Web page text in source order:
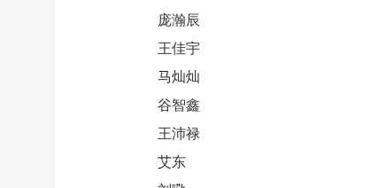
庞瀚辰
王佳宇
马灿灿
谷智鑫
王沛禄
艾东